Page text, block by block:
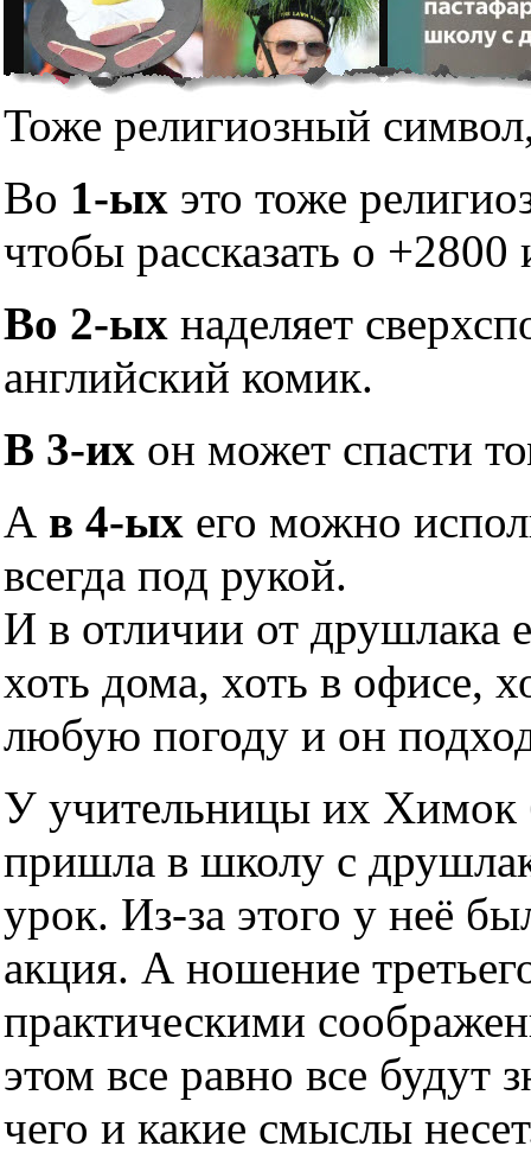
Тоже религиозный
Во 1-ых это тоже
чтобы рассказать о +2800
Во 2-ых наделяет
английский комик.
В 3-их он может спасти
А в 4-ых его можно
всегда под рукой.
И в отличии от друшлака
хоть дома, хоть в офисе,
любую погоду и он
У учительницы их Химок
пришла в школу с
урок. Из-за этого у неё
акция. А ношение
практическими
этом все равно все будут
чего и какие смыслы